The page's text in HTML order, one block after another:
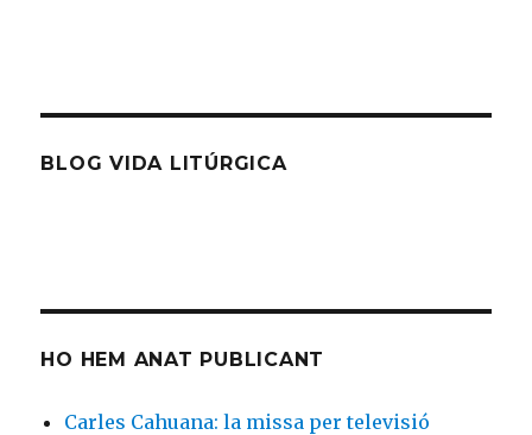
BLOG VIDA LITÚRGICA
HO HEM ANAT PUBLICANT
Carles Cahuana: la missa per televisió